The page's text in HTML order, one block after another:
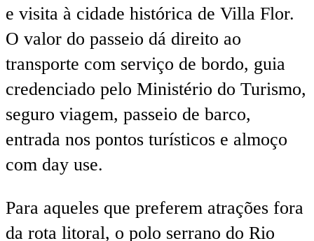
e visita à cidade histórica de Villa Flor.
O valor do passeio dá direito ao
transporte com serviço de bordo, guia
credenciado pelo Ministério do Turismo,
seguro viagem, passeio de barco,
entrada nos pontos turísticos e almoço
com day use.
Para aqueles que preferem atrações fora
da rota litoral, o polo serrano do Rio